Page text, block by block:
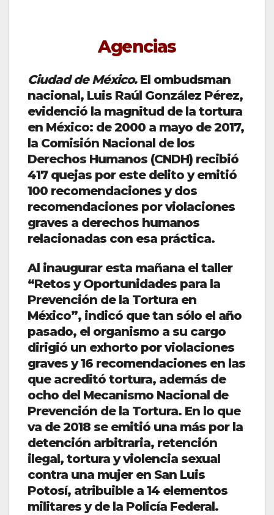
Agencias
Ciudad de México. El ombudsman
nacional, Luis Raúl González Pérez,
evidenció la magnitud de la tortura
en México: de 2000 a mayo de 2017,
la Comisión Nacional de los
Derechos Humanos (CNDH) recibió
417 quejas por este delito y emitió
100 recomendaciones y dos
recomendaciones por violaciones
graves a derechos humanos
relacionadas con esa práctica.
Al inaugurar esta mañana el taller
“Retos y Oportunidades para la
Prevención de la Tortura en
México”, indicó que tan sólo el año
pasado, el organismo a su cargo
dirigió un exhorto por violaciones
graves y 16 recomendaciones en las
que acreditó tortura, además de
ocho del Mecanismo Nacional de
Prevención de la Tortura. En lo que
va de 2018 se emitió una más por la
detención arbitraria, retención
ilegal, tortura y violencia sexual
contra una mujer en San Luis
Potosí, atribuible a 14 elementos
militares y de la Policía Federal.